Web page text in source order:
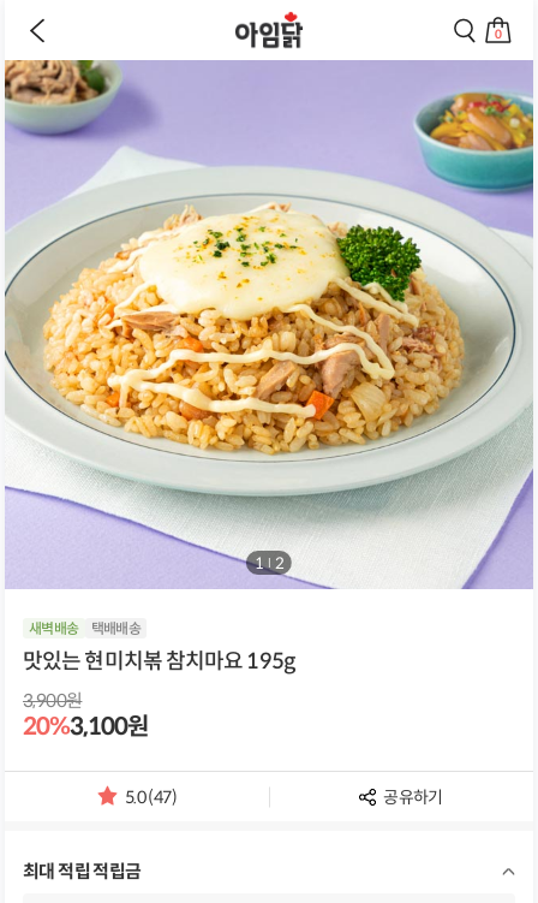
전
이
지
로
이
색
지
로
이
동
기
0
바
구
니
로
이
동
기
상
품
상
지
1/ 2
새벽배송 택배배송
맛있는 현미치볶 참치마요 195g
3,900원
20%3,100원
별
리
5.0 (47) 공유하기
최대 적립 적립금